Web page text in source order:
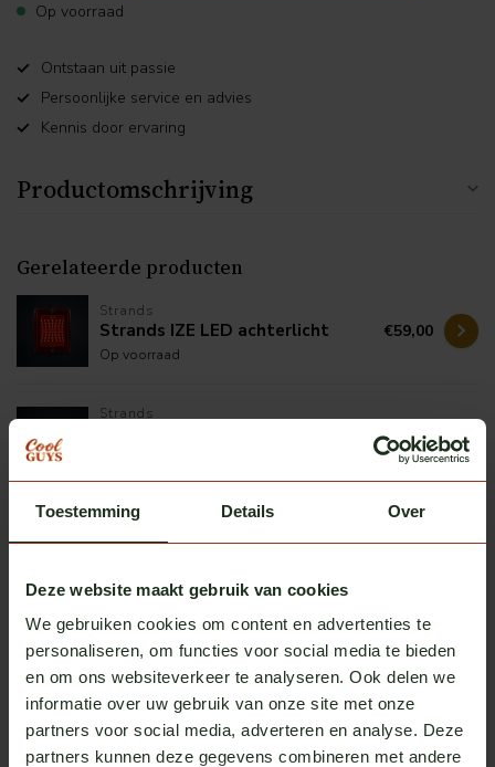
Toestemming Details Over
Deze website maakt gebruik van cookies
We gebruiken cookies om content en advertenties te
personaliseren, om functies voor social media te bieden
en om ons websiteverkeer te analyseren. Ook delen we
informatie over uw gebruik van onze site met onze
partners voor social media, adverteren en analyse. Deze
partners kunnen deze gegevens combineren met andere
Op voorraad
Ontstaan uit passie
Persoonlijke service en advies
Kennis door ervaring
Productomschrijving
Gerelateerde producten
Strands
Strands IZE LED achterlicht
Op voorraad
€59,00
Strands
€59,00
Heb je vragen over dit product?
Of heb je hulp nodig bij het bestellen? We helpen je
graag!